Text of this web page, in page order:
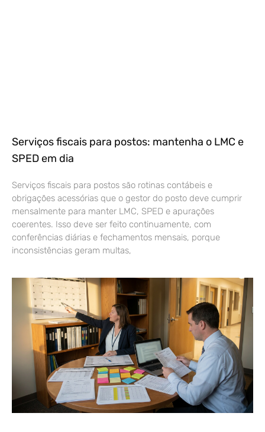
Serviços fiscais para postos: mantenha o LMC e
SPED em dia
Serviços fiscais para postos são rotinas contábeis e
obrigações acessórias que o gestor do posto deve cumprir
mensalmente para manter LMC, SPED e apurações
coerentes. Isso deve ser feito continuamente, com
conferências diárias e fechamentos mensais, porque
inconsistências geram multas,